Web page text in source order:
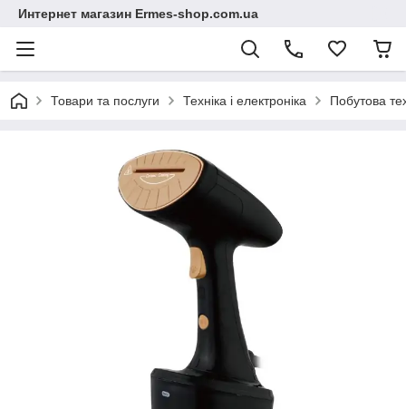
Интернет магазин Ermes-shop.com.ua
Товари та послуги Техніка і електроніка Побутова